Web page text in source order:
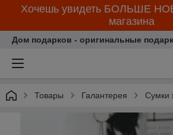
Хочешь увидеть БОЛЬШЕ
магазина
Дом подарков - оригинальные
Товары Галантерея Сумки